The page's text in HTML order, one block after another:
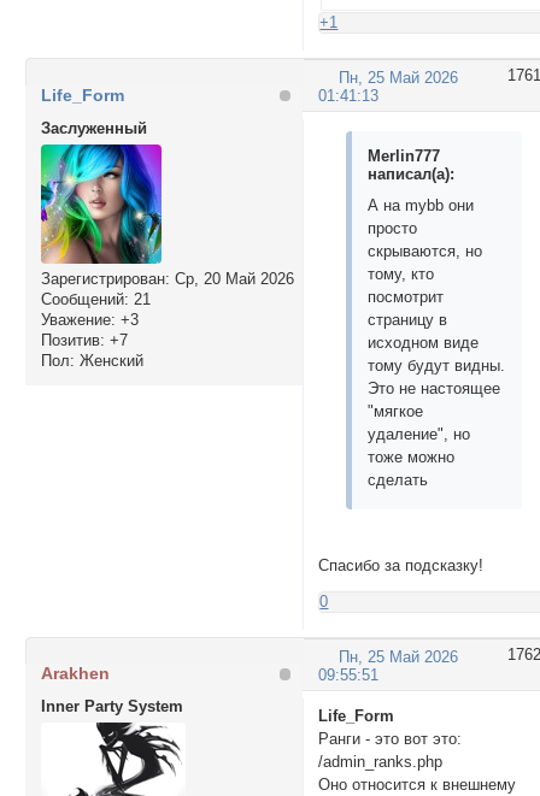
+1
1761
Пн, 25 Май 2026
01:41:13
Life_Form
Заслуженный
Зарегистрирован: Ср, 20 Май 2026
Сообщений: 21
Уважение: +3
Позитив: +7
Пол: Женский
Merlin777
написал(а):
А на mybb они
просто
скрываются, но
тому, кто
посмотрит
страницу в
исходном виде
тому будут видны.
Это не настоящее
"мягкое
удаление", но
тоже можно
сделать
Спасибо за подсказку!
0
1762
Пн, 25 Май 2026
09:55:51
Arakhen
Inner Party System
Life_Form
Ранги - это вот это:
/admin_ranks.php
Оно относится к внешнему